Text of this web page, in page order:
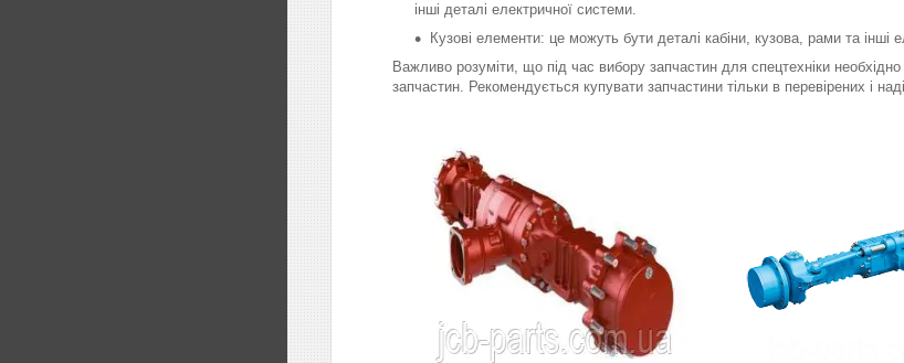
інші деталі електричної системи.
Кузові елементи: це можуть бути деталі кабіни, кузова, рами та
Важливо розуміти, що під час вибору запчастин для спецтехніки
запчастин. Рекомендується купувати запчастини тільки в перевірених і